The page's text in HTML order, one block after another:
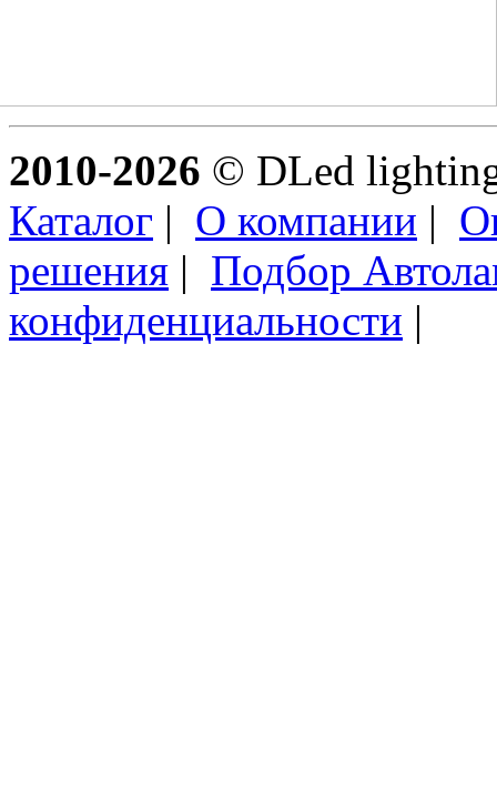
2010-2026 © DLed
Каталог | О компании |
решения | Подбор
конфиденциальности |